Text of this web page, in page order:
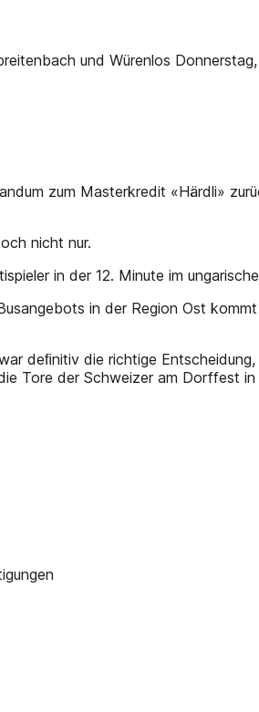
und Würenlos
zum Masterkredit «Härdli»
nicht nur.
in der 12. Minute im
in der Region Ost
deﬁnitiv die richtige
Tore der Schweizer am Dorffest